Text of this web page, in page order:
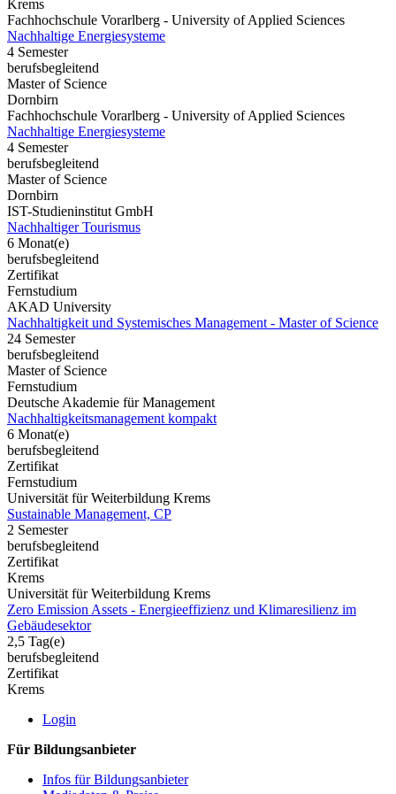
Krems
Fachhochschule Vorarlberg - University of Applied Sciences
Nachhaltige Energiesysteme
4 Semester
berufsbegleitend
Master of Science
Dornbirn
Fachhochschule Vorarlberg - University of Applied Sciences
Nachhaltige Energiesysteme
4 Semester
berufsbegleitend
Master of Science
Dornbirn
IST-Studieninstitut GmbH
Nachhaltiger Tourismus
6 Monat(e)
berufsbegleitend
Zertifikat
Fernstudium
AKAD University
Nachhaltigkeit und Systemisches Management - Master of Science
24 Semester
berufsbegleitend
Master of Science
Fernstudium
Deutsche Akademie für Management
Nachhaltigkeitsmanagement kompakt
6 Monat(e)
berufsbegleitend
Zertifikat
Fernstudium
Universität für Weiterbildung Krems
Sustainable Management, CP
2 Semester
berufsbegleitend
Zertifikat
Krems
Universität für Weiterbildung Krems
Zero Emission Assets - Energieeffizienz und Klimaresilienz im
Gebäudesektor
2,5 Tag(e)
berufsbegleitend
Zertifikat
Krems
Login
Für Bildungsanbieter
Infos für Bildungsanbieter